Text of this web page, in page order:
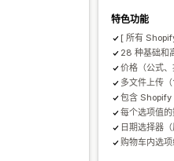
特色功能
[ 所有
28 种基础和
价格（公式
多文件上传
包含 Shopify
每个选项值
日期选择器
购物车内选